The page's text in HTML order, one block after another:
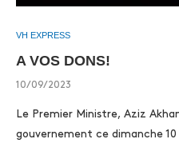
VH EXPRESS
A VOS DONS!
10/09/2023
Le Premier Ministre, Aziz
gouvernement ce dimanche